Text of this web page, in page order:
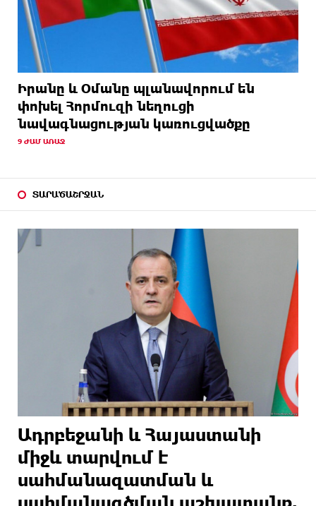
Իրանը և Օմանը պլանավորում են
փոխել Հորմուզի նեղուցի
նավագնացության կառուցվածքը
9 ԺԱՄ ԱՌԱՋ
ՏԱՐԱԾԱՇՐՋԱՆ
Ադրբեջանի և Հայաստանի
միջև տարվում է
սահմանազատման և
սահմանագծման աշխատանք.